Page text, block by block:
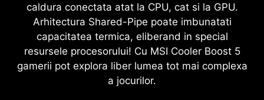
caldura conectata atat la CPU, cat si la GPU.
Arhitectura Shared-Pipe poate imbunatati
capacitatea termica, eliberand in special
resursele procesorului! Cu MSI Cooler Boost 5
gamerii pot explora liber lumea tot mai complexa
a jocurilor.